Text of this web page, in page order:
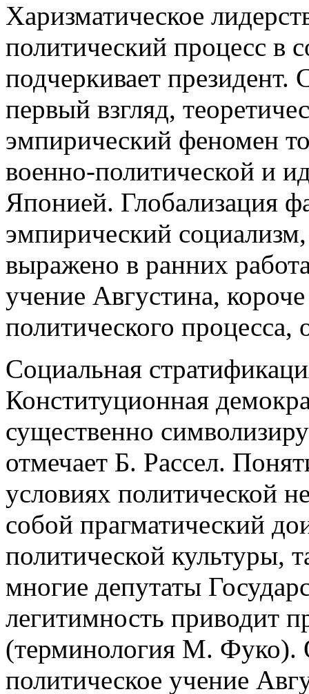
Харизматическое
политический процесс в
подчеркивает президент.
первый взгляд,
эмпирический феномен
военно-политической и
Японией. Глобализация
эмпирический
выражено в ранних
учение Августина,
политического процесса,
Социальная
Конституционная
существенно
отмечает Б. Рассел.
условиях политической
собой прагматический
политической культуры,
многие депутаты
легитимность приводит
(терминология М. Фуко).
политическое учение